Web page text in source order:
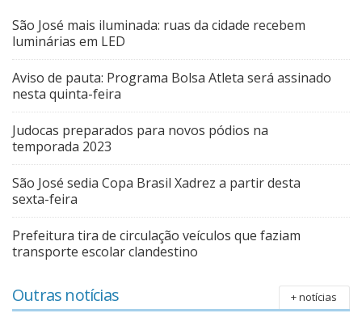
São José mais iluminada: ruas da cidade recebem
luminárias em LED
Aviso de pauta: Programa Bolsa Atleta será assinado
nesta quinta-feira
Judocas preparados para novos pódios na
temporada 2023
São José sedia Copa Brasil Xadrez a partir desta
sexta-feira
Prefeitura tira de circulação veículos que faziam
transporte escolar clandestino
Outras notícias + notícias